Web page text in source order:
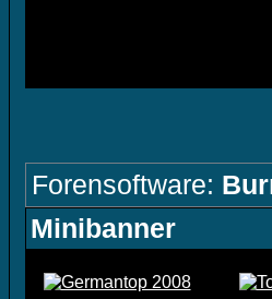
Forensoftware:
Minibanner